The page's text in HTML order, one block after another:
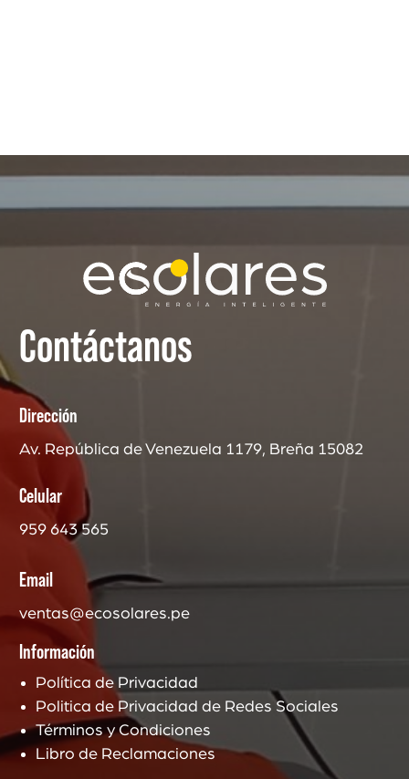
Contáctanos
Dirección
Av. República de Venezuela 1179, Breña 15082
Celular
959 643 565
Email
ventas@ecosolares.pe
Información
Política de Privacidad
Politica de Privacidad de Redes Sociales
Términos y Condiciones
Libro de Reclamaciones